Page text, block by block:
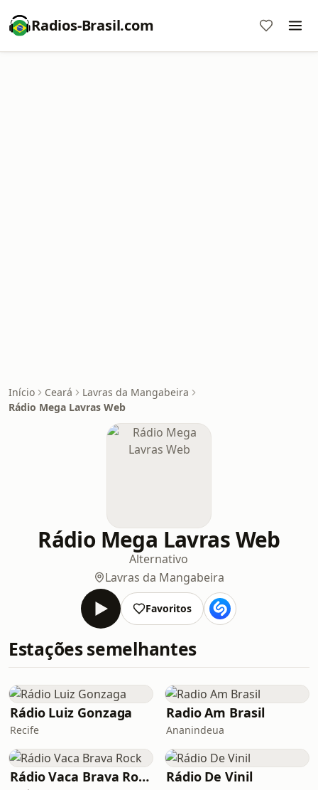
Radios-Brasil.com
Início Ceará
Lavras da Mangabeira
Rádio Mega Lavras Web
Rádio Mega Lavras Web
Alternativo
Lavras da Mangabeira
Favoritos
Estações semelhantes
Rádio Luiz Gonzaga
Recife
Radio Am Brasil
Ananindeua
Rádio Vaca Brava Rock Rádio De Vinil